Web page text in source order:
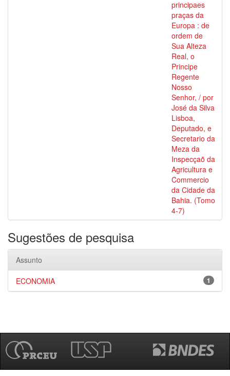
principaes
praças da
Europa : de
ordem de
Sua Alteza
Real, o
Principe
Regente
Nosso
Senhor, / por
José da Silva
Lisboa,
Deputado, e
Secretario da
Meza da
Inspecçaõ da
Agricultura e
Commercio
da Cidade da
Bahia. (Tomo
4-7)
Sugestões de pesquisa
Assunto
1
ECONOMIA